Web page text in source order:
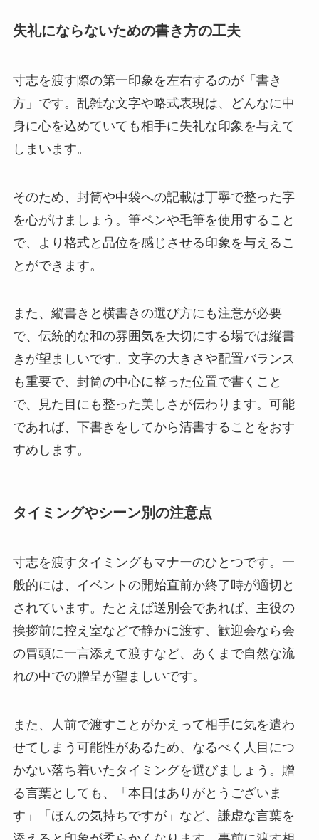
失礼にならないための書き方の工夫
寸志を渡す際の第一印象を左右するのが「書き
方」です。乱雑な文字や略式表現は、どんなに中
身に心を込めていても相手に失礼な印象を与えて
しまいます。
そのため、封筒や中袋への記載は丁寧で整った字
を心がけましょう。筆ペンや毛筆を使用すること
で、より格式と品位を感じさせる印象を与えるこ
とができます。
また、縦書きと横書きの選び方にも注意が必要
で、伝統的な和の雰囲気を大切にする場では縦書
きが望ましいです。文字の大きさや配置バランス
も重要で、封筒の中心に整った位置で書くこと
で、見た目にも整った美しさが伝わります。可能
であれば、下書きをしてから清書することをおす
すめします。
タイミングやシーン別の注意点
寸志を渡すタイミングもマナーのひとつです。一
般的には、イベントの開始直前か終了時が適切と
されています。たとえば送別会であれば、主役の
挨拶前に控え室などで静かに渡す、歓迎会なら会
の冒頭に一言添えて渡すなど、あくまで自然な流
れの中での贈呈が望ましいです。
また、人前で渡すことがかえって相手に気を遣わ
せてしまう可能性があるため、なるべく人目につ
かない落ち着いたタイミングを選びましょう。贈
る言葉としても、「本日はありがとうございま
す」「ほんの気持ちですが」など、謙虚な言葉を